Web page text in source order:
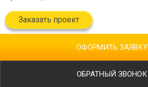
Заказать проект
ОФОРМИТЬ ЗАЯВКУ
ОБРАТНЫЙ ЗВОНОК